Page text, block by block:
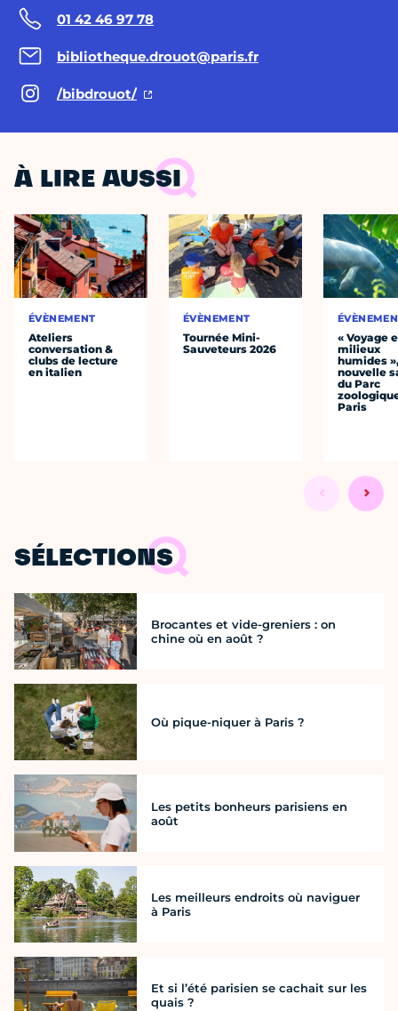
01 42 46 97 78
bibliotheque.drouot@paris.fr
/bibdrouot/
À LIRE AUSSI
ÉVÈNEMENT
Ateliers
conversation &
clubs de lecture
en italien
ÉVÈNEMENT
Tournée Mini-
Sauveteurs 2026
« Voyage
milieux
humides
nouvelle
du Parc
Paris
SÉLECTIONS
Brocantes et vide-greniers : on
chine où en août ?
Où pique-niquer à Paris ?
Les petits bonheurs parisiens en
août
Les meilleurs endroits où naviguer
à Paris
Et si l’été parisien se cachait sur les
quais ?